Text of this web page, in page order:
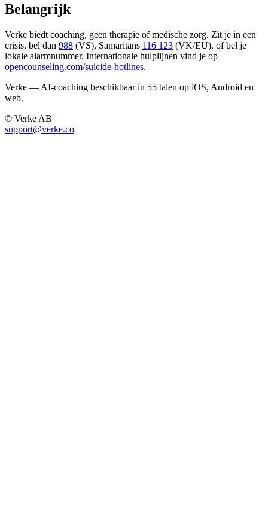
Belangrijk
Verke biedt coaching, geen therapie of medische zorg. Zit je in een
crisis, bel dan 988 (VS), Samaritans 116 123 (VK/EU), of bel je
lokale alarmnummer. Internationale hulplijnen vind je op
opencounseling.com/suicide-hotlines.
Verke — AI-coaching beschikbaar in 55 talen op iOS, Android en
web.
© Verke AB
support@verke.co